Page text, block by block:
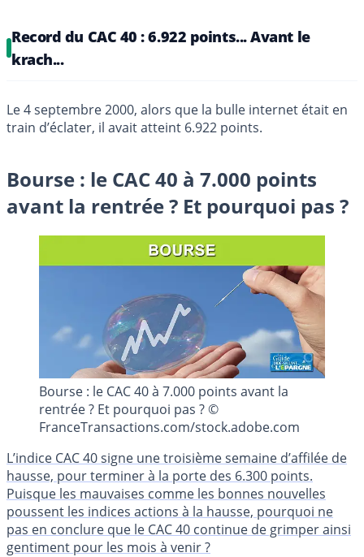
Record du CAC 40 : 6.922 points... Avant le
krach...
Le 4 septembre 2000, alors que la bulle internet était en
train d’éclater, il avait atteint 6.922 points.
Bourse : le CAC 40 à 7.000 points
avant la rentrée ? Et pourquoi pas ?
Bourse : le CAC 40 à 7.000 points avant la
rentrée ? Et pourquoi pas ? ©
FranceTransactions.com/stock.adobe.com
L’indice CAC 40 signe une troisième semaine d’affilée de
hausse, pour terminer à la porte des 6.300 points.
Puisque les mauvaises comme les bonnes nouvelles
poussent les indices actions à la hausse, pourquoi ne
pas en conclure que le CAC 40 continue de grimper ainsi
gentiment pour les mois à venir ?